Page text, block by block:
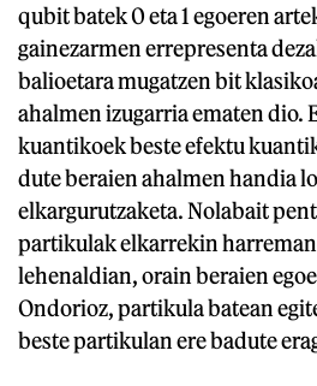
qubit batek 0 eta 1 egoeren
gainezarmen errepresenta
balioetara mugatzen bit
ahalmen izugarria ematen dio.
kuantikoek beste efektu
dute beraien ahalmen handia
elkargurutzaketa. Nolabait
partikulak elkarrekin
lehenaldian, orain beraien
Ondorioz, partikula batean
beste partikulan ere badute